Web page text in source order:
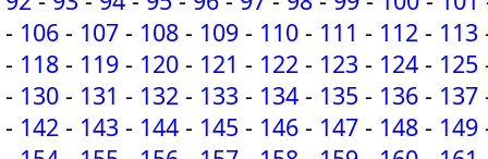
- 106 - 107 - 108 - 109 - 110 - 111 - 112 - 113
- 118 - 119 - 120 - 121 - 122 - 123 - 124 - 125
- 130 - 131 - 132 - 133 - 134 - 135 - 136 - 137
- 142 - 143 - 144 - 145 - 146 - 147 - 148 - 149